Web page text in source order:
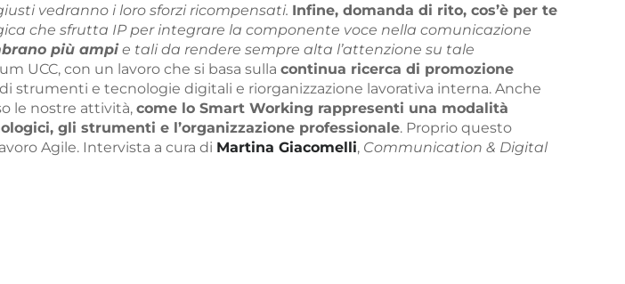
vedranno i loro sforzi ricompensati. Infine, domanda di rito, cos’è per te
che sfrutta IP per integrare la componente voce nella comunicazione
più ampie tali da rendere sempre alta l’attenzione su tale
UCC, con un lavoro che si basa sulla continua ricerca di promozione
strumenti e tecnologie digitali e riorganizzazione lavorativa interna. Anche
le nostre attività, come lo Smart Working rappresenti una modalità
gli strumenti e l’organizzazione professionale. Proprio questo
Agile. Intervista a cura di Martina Giacomelli, Communication & Digital